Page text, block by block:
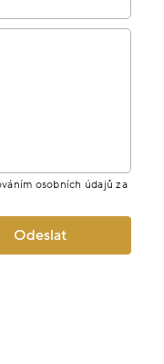
osobních údajů za
Odeslat